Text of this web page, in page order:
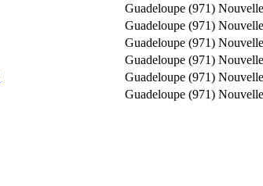
Guadeloupe (971)
Guadeloupe (971)
Guadeloupe (971)
Guadeloupe (971)
Guadeloupe (971)
Guadeloupe (971)